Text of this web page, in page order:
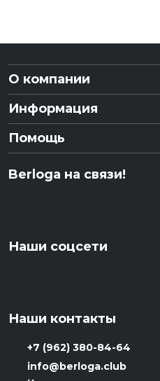
О компании
Информация
Помощь
Berloga на связи!
Наши соцсети
Наши контакты
+7 (962) 380-84-64
info@berloga.club